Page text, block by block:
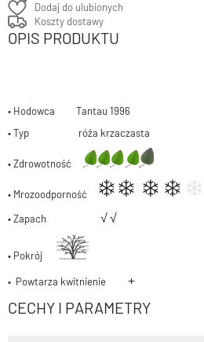
Dodaj do ulubionych
Koszty dostawy
OPIS PRODUKTU
• Hodowca Tantau 1996
• Typ róża krzaczasta
• Zdrowotność
• Mrozoodporność
• Zapach √ √
• Pokrój
• Powtarza kwitnienie +
CECHY I PARAMETRY